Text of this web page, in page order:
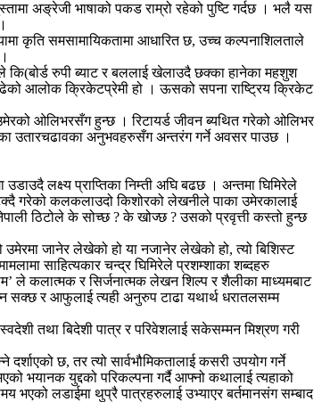
अङ्रेजी भाषाको पकड राम्रो रहेको पुष्टि गर्दछ । भलै यस
कृति समसामायिकतामा आधारित छ, उच्च कल्पनाशिलताले
रुपी ब्याट र बललाई खेलाउदै छक्का हानेका महशुश
आलोक क्रिकेटप्रेमी हो । ऊसको सपना राष्ट्रिय क्रिकेट
ओलिभरसँग हुन्छ । रिटायर्ड जीवन ब्यथित गरेको ओलिभर
उतारचढावका अनुभवहरुसँग अन्तरंग गर्ने अवसर पाउछ ।
लक्ष्य प्राप्तिका निम्ती अघि बढछ । अन्तमा घिमिरेले
टेक्दै गरेको कलकलाउदो किशोरको लेखनीले पाका उमेरकालाई
ठिटोले के सोच्छ ? के खोज्छ ? उसको प्रवृत्ती कस्तो हुन्छ
जानेर लेखेको हो या नजानेर लेखेको हो, त्यो बिशिस्ट
साहित्यकार चन्द्र घिमिरेले प्रशम्शाका शब्दहरु
ले कलात्मक र सिर्जनात्मक लेखन शिल्प र शैलीका माध्यमबाट
सक्छ र आफुलाई त्यही अनुरुप टाढा यथार्थ धरातलसम्म
तथा बिदेशी पात्र र परिवेशलाई सकेसम्मन मिश्रण गरी
छ, तर त्यो सार्वभौमिकतालाई कसरी उपयोग गर्ने
भयानक युद्दको परिकल्पना गर्दै आफ्नो कथालाई त्यहाको
लडाईमा थुप्रै पात्रहरुलाई उभ्याएर बर्तमानसंग सम्बाद